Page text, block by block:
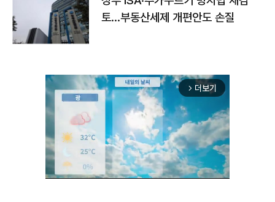
토…부동산세제 개편안도 손질
arrow_forward_ios 더보기